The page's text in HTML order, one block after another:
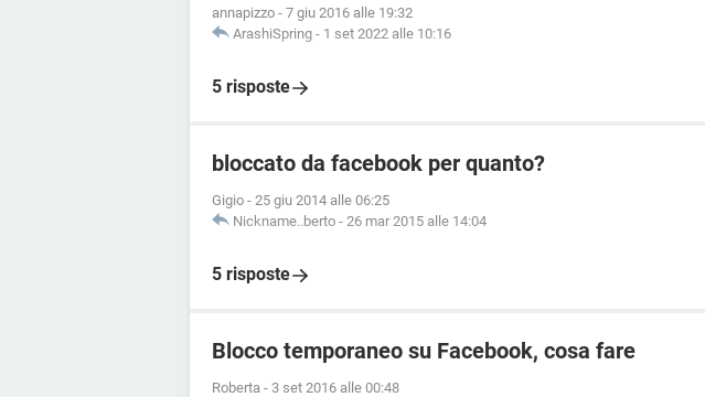
annapizzo - 7 giu 2016 alle 19:32
ArashiSpring - 1 set 2022 alle 10:16
5 risposte
bloccato da facebook per quanto?
Gigio - 25 giu 2014 alle 06:25
Nickname..berto - 26 mar 2015 alle 14:04
5 risposte
Blocco temporaneo su Facebook, cosa fare
Roberta - 3 set 2016 alle 00:48